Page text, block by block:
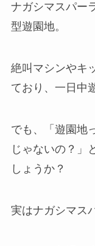
ナガシマスパー
型遊園地。
絶叫マシンやキ
ており、一日中
でも、「遊園地
じゃないの？」
しょうか？
実はナガシマス